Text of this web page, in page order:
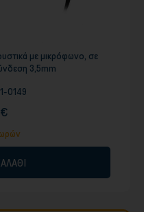
με μικρόφωνο, σε
3,5mm
0149